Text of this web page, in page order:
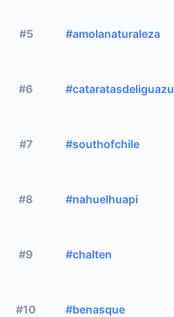
#5 #amolanaturaleza
#6 #cataratasdeliguazu
#7 #southofchile
#8 #nahuelhuapi
#9 #chalten
#10 #benasque